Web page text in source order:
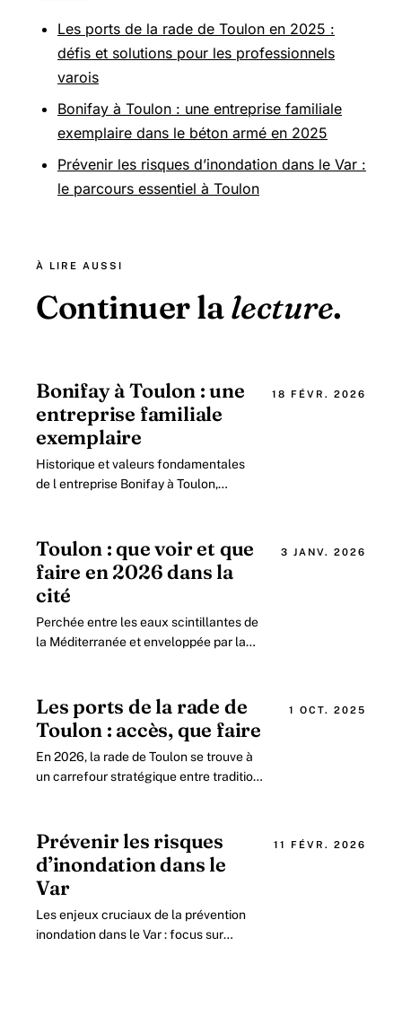
Les ports de la rade de Toulon en 2025 :
défis et solutions pour les professionnels
varois
Bonifay à Toulon : une entreprise familiale
exemplaire dans le béton armé en 2025
Prévenir les risques d’inondation dans le Var :
le parcours essentiel à Toulon
À LIRE AUSSI
Continuer lalecture.
Bonifay à Toulon : une
entreprise familiale
exemplaire
Historique et valeurs fondamentales
de l entreprise Bonifay à Toulon,
entreprise.
18 FÉVR. 2026
Toulon : que voir et que
faire en 2026 dans la
cité
Perchée entre les eaux scintillantes de
la Méditerranée et enveloppée par la
richesse.
3 JANV. 2026
Les ports de la rade de
Toulon : accès, que faire
En 2026, la rade de Toulon se trouve à
un carrefour stratégique entre tradition
1 OCT. 2025
Prévenir les risques
d’inondation dans le
Var
Les enjeux cruciaux de la prévention
inondation dans le Var : focus sur
11 FÉVR. 2026